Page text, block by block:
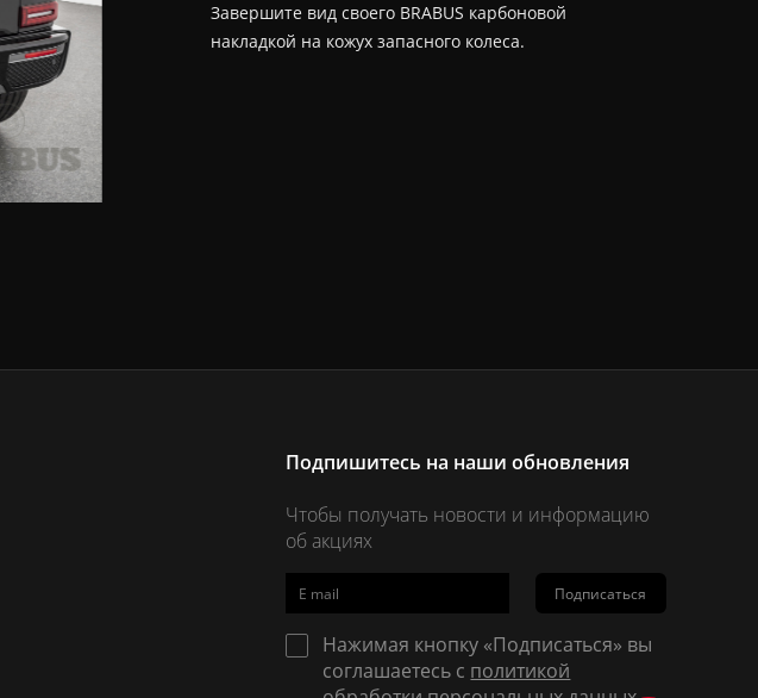
Завершите вид своего BRABUS карбоновой
накладкой на кожух запасного колеса.
Подпишитесь на наши обновления
Чтобы получать новости и информацию
об акциях
Подписаться
Нажимая кнопку «Подписаться» вы
соглашаетесь с политикой